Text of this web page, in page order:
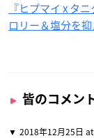
『ヒプマイ x タ
ロリー＆塩分を
皆のコメン
2018年12月25日